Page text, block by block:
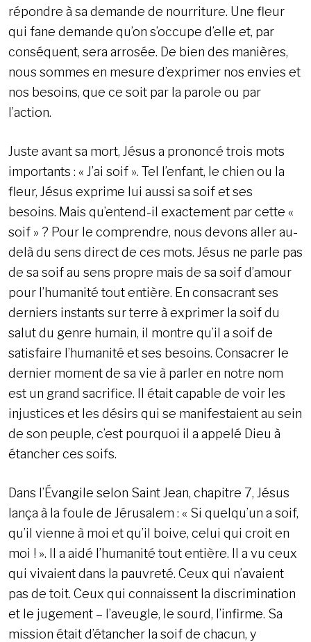
répondre à sa demande de nourriture. Une fleur
qui fane demande qu’on s’occupe d’elle et, par
conséquent, sera arrosée. De bien des manières,
nous sommes en mesure d’exprimer nos envies et
nos besoins, que ce soit par la parole ou par
l’action.
Juste avant sa mort, Jésus a prononcé trois mots
importants : « J’ai soif ». Tel l’enfant, le chien ou la
fleur, Jésus exprime lui aussi sa soif et ses
besoins. Mais qu’entend-il exactement par cette «
soif » ? Pour le comprendre, nous devons aller au-
delà du sens direct de ces mots. Jésus ne parle pas
de sa soif au sens propre mais de sa soif d’amour
pour l’humanité tout entière. En consacrant ses
derniers instants sur terre à exprimer la soif du
salut du genre humain, il montre qu’il a soif de
satisfaire l’humanité et ses besoins. Consacrer le
dernier moment de sa vie à parler en notre nom
est un grand sacrifice. Il était capable de voir les
injustices et les désirs qui se manifestaient au sein
de son peuple, c’est pourquoi il a appelé Dieu à
étancher ces soifs.
Dans l’Évangile selon Saint Jean, chapitre 7, Jésus
lança à la foule de Jérusalem : « Si quelqu’un a soif,
qu’il vienne à moi et qu’il boive, celui qui croit en
moi ! ». Il a aidé l’humanité tout entière. Il a vu ceux
qui vivaient dans la pauvreté. Ceux qui n’avaient
pas de toit. Ceux qui connaissent la discrimination
et le jugement – l’aveugle, le sourd, l’infirme. Sa
mission était d’étancher la soif de chacun, y